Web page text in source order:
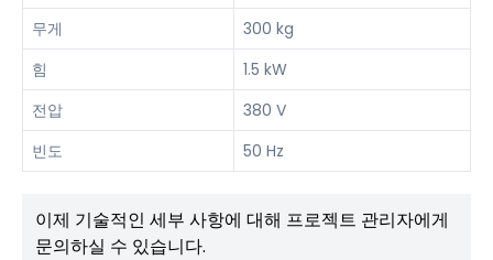
무게
300 kg
힘
1.5 kW
전압
380 V
빈도
50 Hz
이제 기술적인 세부 사항에 대해 프로젝트 관리자에게
문의하실 수 있습니다.